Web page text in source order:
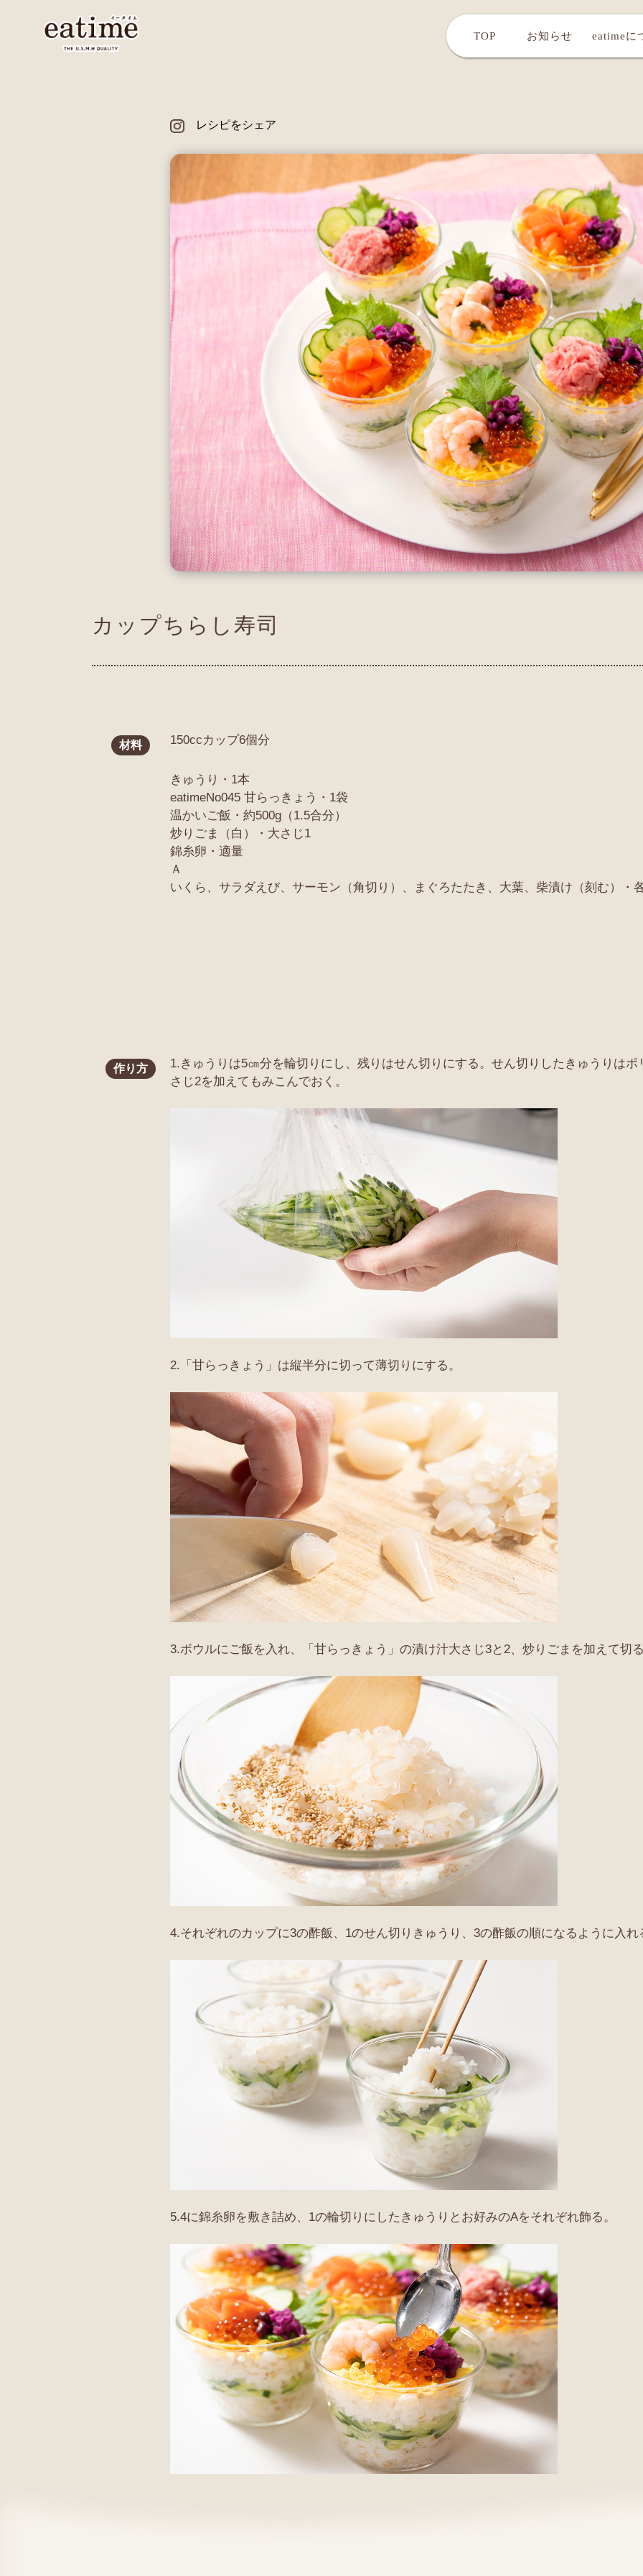
TOP お知らせ eatimeに
レシピをシェア
カップちらし寿司
材料 150ccカップ6個分
きゅうり・1本
eatimeNo045 甘らっきょう・1袋
温かいご飯・約500g（1.5合分）
炒りごま（白）・大さじ1
錦糸卵・適量
Ａ
いくら、サラダえび、サーモン（角切り）、まぐろたたき、大葉、柴漬け（刻む）・
作り方
1.きゅうりは5㎝分を輪切りにし、残りはせん切りにする。せん切りしたきゅうりは
さじ2を加えてもみこんでおく。
2.「甘らっきょう」は縦半分に切って薄切りにする。
3.ボウルにご飯を入れ、「甘らっきょう」の漬け汁大さじ3と2、炒りごまを加えて切
4.それぞれのカップに3の酢飯、1のせん切りきゅうり、3の酢飯の順になるように入れ
5.4に錦糸卵を敷き詰め、1の輪切りにしたきゅうりとお好みのAをそれぞれ飾る。